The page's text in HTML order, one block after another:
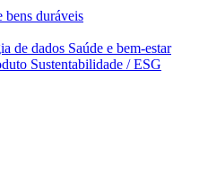
bens duráveis
de dados Saúde e bem‑estar
Sustentabilidade / ESG